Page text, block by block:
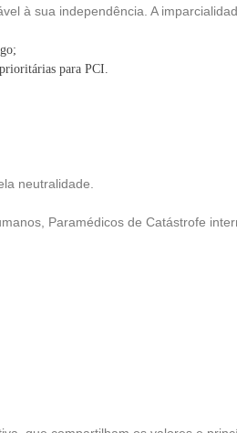
à sua independência. A
para PCI.
neutralidade.
Paramédicos de Catástrofe